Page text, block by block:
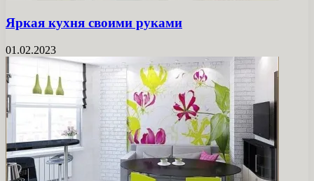
Яркая кухня своими руками
01.02.2023